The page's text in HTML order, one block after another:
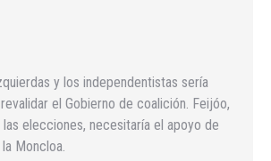
y los independentistas sería
el Gobierno de coalición. Feijóo,
elecciones, necesitaría el apoyo de
Moncloa.